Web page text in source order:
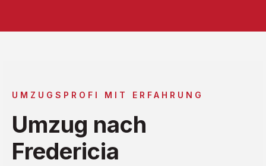
UMZUGSPROFI MIT ERFAHRUNG
Umzug nach
Fredericia